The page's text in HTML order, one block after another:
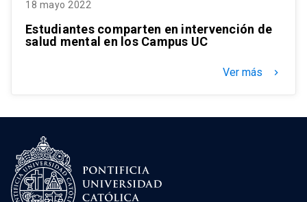
18 mayo 2022
Estudiantes comparten en intervención de
salud mental en los Campus UC
Ver más keyboard_arrow_right